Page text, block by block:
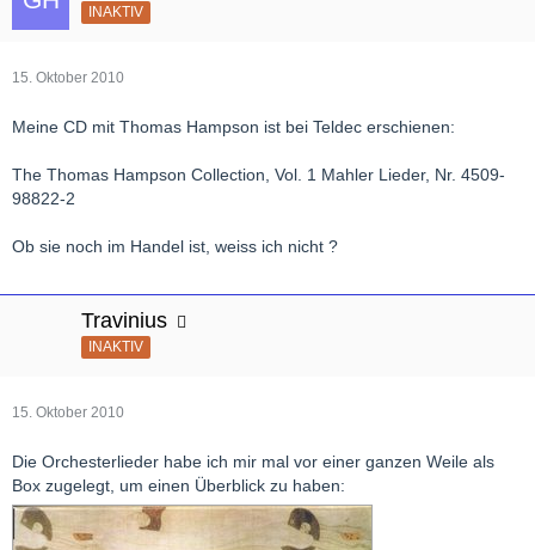
INAKTIV
15. Oktober 2010
Meine CD mit Thomas Hampson ist bei Teldec erschienen:
The Thomas Hampson Collection, Vol. 1 Mahler Lieder, Nr. 4509-
98822-2
Ob sie noch im Handel ist, weiss ich nicht ?
Travinius
INAKTIV
15. Oktober 2010
Die Orchesterlieder habe ich mir mal vor einer ganzen Weile als
Box zugelegt, um einen Überblick zu haben: